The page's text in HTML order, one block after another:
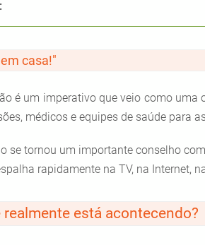
casa!"
é um imperativo que veio como
médicos e equipes de saúde para
se tornou um importante conselho
rapidamente na TV, na Internet,
realmente está acontecendo?